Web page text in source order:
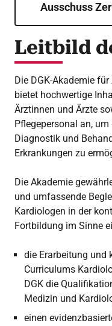
Ausschuss
Leitbild
Die DGK-Akademie
bietet hochwertige
Ärztinnen und Ärzte
Pflegepersonal an,
Diagnostik und
Erkrankungen zu
Die Akademie
und umfassende
Kardiologen in der
Fortbildung im Sinne
die Erarbeitung und
Curriculums
DGK die
Medizin und
einen